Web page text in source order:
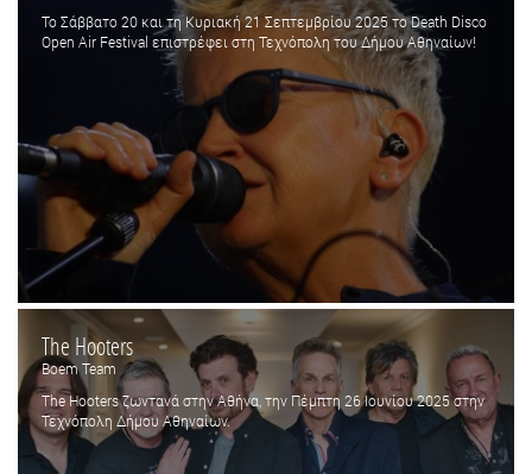
Το Σάββατο 20 και τη Κυριακή 21 Σεπτεμβρίου 2025 το Death Disco
Open Air Festival επιστρέφει στη Τεχνόπολη του Δήμου Αθηναίων!
The Hooters
Boem Team
The Hooters ζωντανά στην Αθήνα, την Πέμπτη 26 Ιουνίου 2025 στην
Τεχνόπολη Δήμου Αθηναίων.